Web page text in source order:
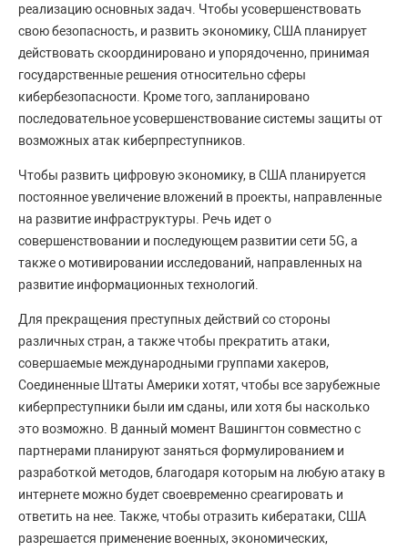
реализацию основных задач. Чтобы усовершенствовать
свою безопасность, и развить экономику, США планирует
действовать скоординировано и упорядоченно, принимая
государственные решения относительно сферы
кибербезопасности. Кроме того, запланировано
последовательное усовершенствование системы защиты от
возможных атак киберпреступников.
Чтобы развить цифровую экономику, в США планируется
постоянное увеличение вложений в проекты, направленные
на развитие инфраструктуры. Речь идет о
совершенствовании и последующем развитии сети 5G, а
также о мотивировании исследований, направленных на
развитие информационных технологий.
Для прекращения преступных действий со стороны
различных стран, а также чтобы прекратить атаки,
совершаемые международными группами хакеров,
Соединенные Штаты Америки хотят, чтобы все зарубежные
киберпреступники были им сданы, или хотя бы насколько
это возможно. В данный момент Вашингтон совместно с
партнерами планируют заняться формулированием и
разработкой методов, благодаря которым на любую атаку в
интернете можно будет своевременно среагировать и
ответить на нее. Также, чтобы отразить кибератаки, США
разрешается применение военных, экономических,